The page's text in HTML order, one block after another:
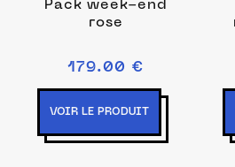
Pack week-end
rose
179.00 €
VOIR LE PRODUIT